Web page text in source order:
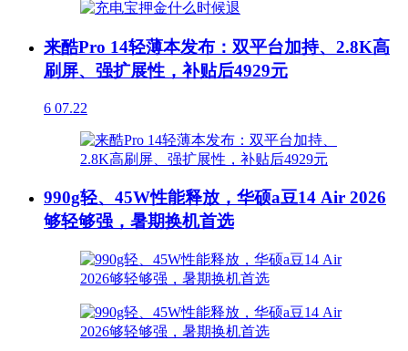
来酷Pro 14轻薄本发布：双平台加持、2.8K高
刷屏、强扩展性，补贴后4929元
6 07.22
990g轻、45W性能释放，华硕a豆14 Air 2026
够轻够强，暑期换机首选